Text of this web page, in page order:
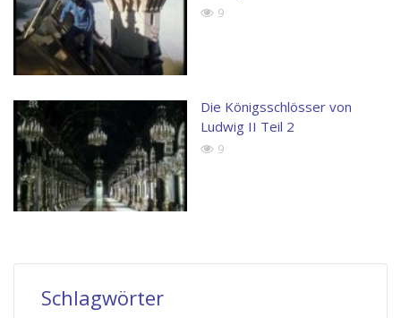
9
Die Königsschlösser von
Ludwig II Teil 2
9
Schlagwörter